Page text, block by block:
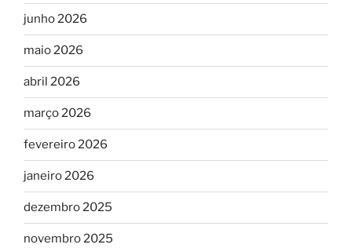
junho 2026
maio 2026
abril 2026
março 2026
fevereiro 2026
janeiro 2026
dezembro 2025
novembro 2025